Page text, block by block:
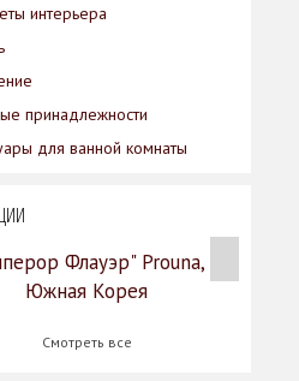
интерьера
принадлежности
для ванной комнаты
Флауэр" Prouna,
Южная Корея
Смотреть все